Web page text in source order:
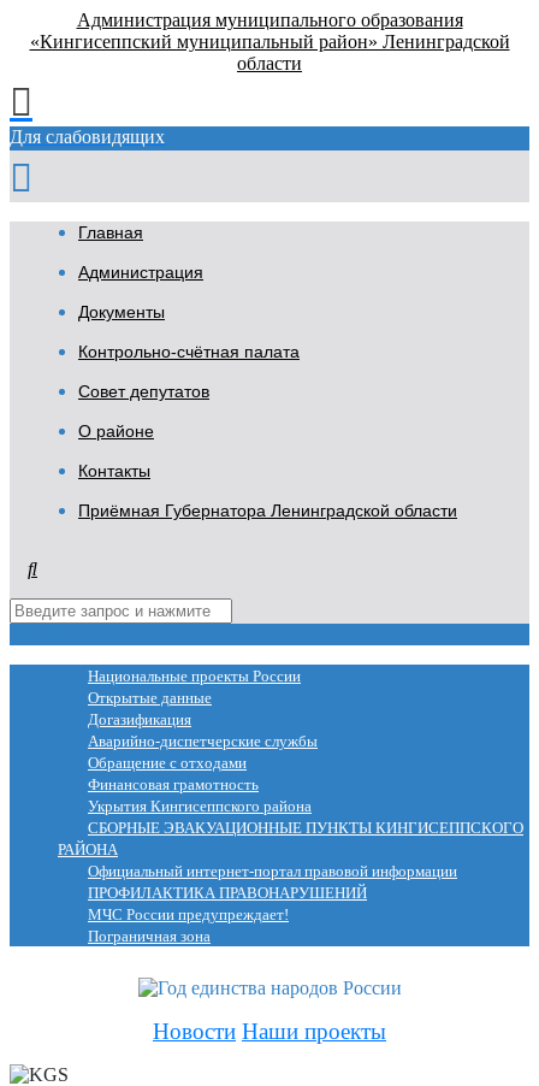
Администрация муниципального образования
«Кингисеппский муниципальный район» Ленинградской
области
Для слабовидящих
Главная
Администрация
Документы
Контрольно-счётная палата
Совет депутатов
О районе
Контакты
Приёмная Губернатора Ленинградской области
Национальные проекты России
Открытые данные
Догазификация
Аварийно-диспетчерские службы
Обращение с отходами
Финансовая грамотность
Укрытия Кингисеппского района
СБОРНЫЕ ЭВАКУАЦИОННЫЕ ПУНКТЫ КИНГИСЕППСКОГО
РАЙОНА
Официальный интернет-портал правовой информации
ПРОФИЛАКТИКА ПРАВОНАРУШЕНИЙ
МЧС России предупреждает!
Пограничная зона
Новости Наши проекты